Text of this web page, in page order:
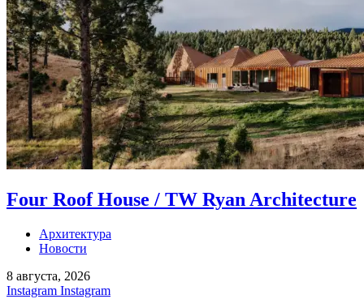
Four Roof House / TW Ryan Architecture
Архитектура
Новости
8 августа, 2026
Instagram Instagram